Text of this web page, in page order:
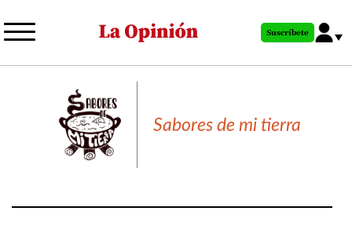
al
principal
Suscríbete
Sabores de mi tierra